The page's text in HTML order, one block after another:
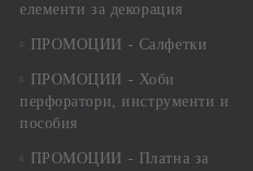
елементи за декорация
ПРОМОЦИИ - Салфетки
ПРОМОЦИИ - Хоби
перфоратори, инструменти и
пособия
ПРОМОЦИИ - Платна за